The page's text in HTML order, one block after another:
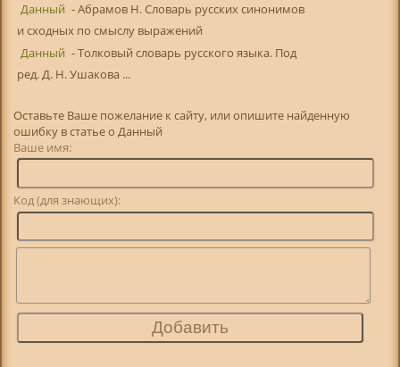
Данный - Абрамов Н. Словарь русских синонимов
и сходных по смыслу выражений
Данный - Толковый словарь русского языка. Под
ред. Д. Н. Ушакова ...
Оставьте Ваше пожелание к сайту, или опишите найденную
ошибку в статье о Данный
Ваше имя:
Код (для знающих):